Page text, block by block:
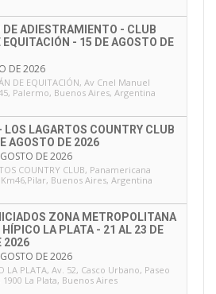
DE ADIESTRAMIENTO - CLUB
- 15 DE AGOSTO DE
DE 2026
DE EQUITACIÓN, Av Cnel Manuel
Palermo, Buenos Aires, Argentina
LOS LAGARTOS COUNTRY CLUB
AGOSTO DE 2026
DE 2026
COUNTRY CLUB, Panamericana
Buenos Aires, Argentina
ZONA METROPOLITANA
LA PLATA - 21 AL 23 DE
2026
DE 2026
LA PLATA, Av. 52, Casco Urbano, Paseo
La Plata, Buenos Aires